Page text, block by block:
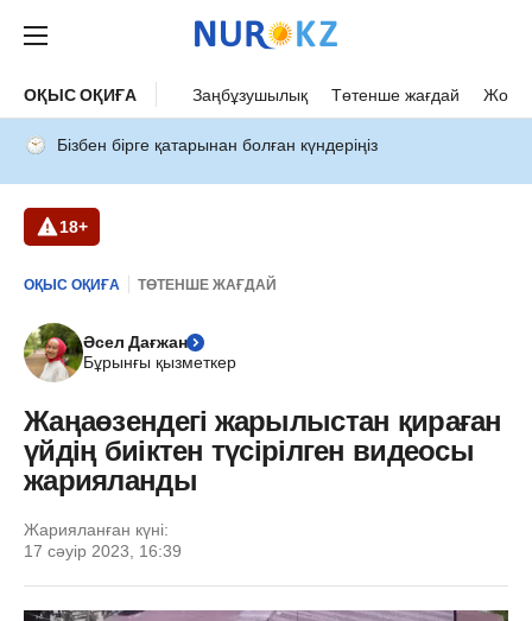
ОҚЫС ОҚИҒА Заңбұзушылық Төтенше жағдай Жол
Бізбен бірге қатарынан болған күндеріңіз
18+
ОҚЫС ОҚИҒА ТӨТЕНШЕ ЖАҒДАЙ
Әсел Дағжан
Бұрынғы қызметкер
Жаңаөзендегі жарылыстан қираған
үйдің биіктен түсірілген видеосы
жарияланды
Жарияланған күні:
17 сәуір 2023, 16:39